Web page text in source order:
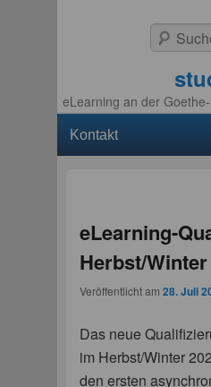
eLearning an der
Suchen
eLearning-
Herbst/Winter
Veröffentlicht am 28. Juli
Das neue
im Herbst/Winter
den ersten